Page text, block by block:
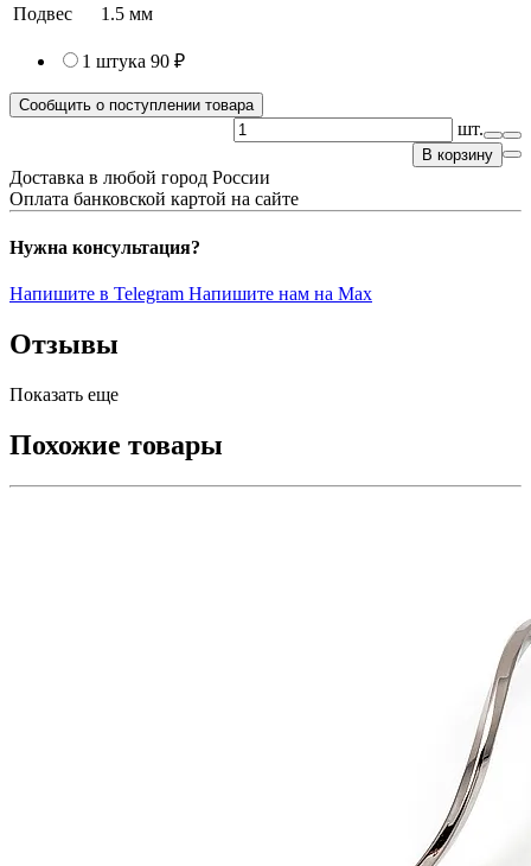
Подвес 1.5 мм
1 штука 90 ₽
Сообщить о поступлении товара
шт.
В корзину
Доставка в любой город России
Оплата банковской картой на сайте
Нужна консультация?
Напишите в Telegram Напишите нам на Max
Отзывы
Показать еще
Похожие товары